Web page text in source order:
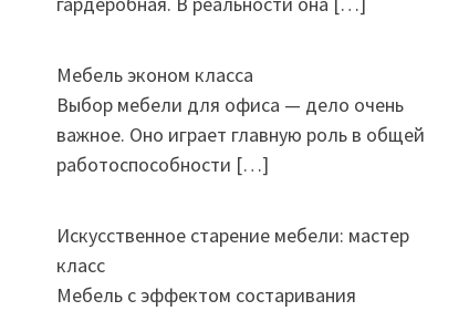
Мебель эконом класса
Выбор мебели для офиса — дело очень
важное. Оно играет главную роль в общей
работоспособности […]
Искусственное старение мебели: мастер
класс
Мебель с эффектом состаривания